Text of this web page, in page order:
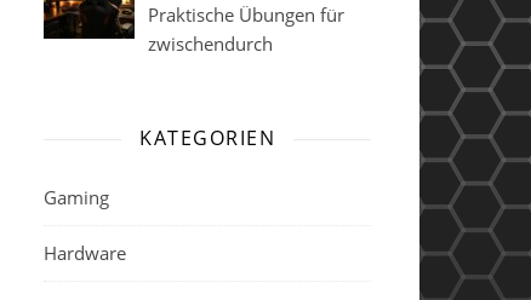
Praktische Übungen für
zwischendurch
KATEGORIEN
Gaming
Hardware